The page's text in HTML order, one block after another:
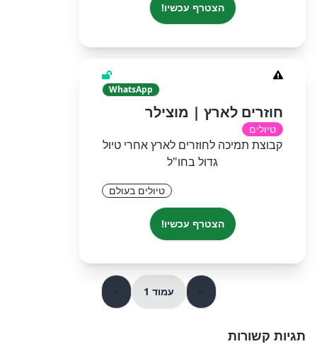
הצטרף עכשיו!
WhatsApp
חוזרים לארץ | מוצילר
טיולים
קבוצת תמיכה לחוזרים לארץ אחרי טיול
גדול בחו"ל
טיולים בעולם
הצטרף עכשיו!
עמוד 1
תגיות קשורות